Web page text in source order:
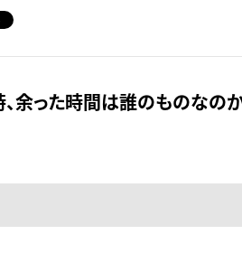
余った時間は誰のものなの